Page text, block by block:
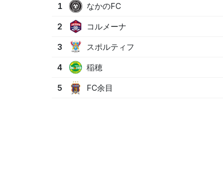
1 なかのFC
2 コルメーナ
3 スポルティフ
4 稲穂
5 FC余目